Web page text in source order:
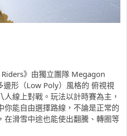
》由獨立團隊 Megagon
形（Low Poly）風格的 俯視視
線上對戰。玩法以計時賽為主，
你能自由選擇路線，不論是正常的
在滑雪中途也能使出翻騰、轉圈等